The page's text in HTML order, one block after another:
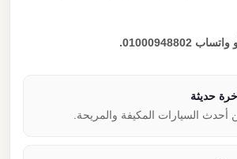
حديثة
السيارات المكيفة والمريحة.